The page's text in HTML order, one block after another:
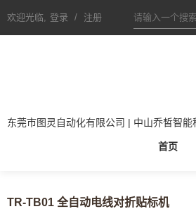
欢迎光临, 登录 / 注册
东莞市图灵自动化有限公司 | 中山乔皙智能
首页
TR-TB01 全自动电线对折贴标机